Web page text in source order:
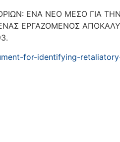
ΕΝΑ ΝΕΟ ΜΕΣΟ ΓΙΑ
ΕΡΓΑΖΟΜΕΝΟΣ
for-identifying-